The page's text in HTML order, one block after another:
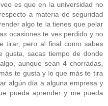
es que en la universidad no
a materia de seguridad
algo te la tienes que pelar
ocasiones te ves perdido y no
tirar, pero al final como sabes
gusta, sacas tiempo de donde
aunque sean 4 chorradas,
te gusta y lo que más te tira
algún día a alguna empresa y
pueda aprender y me pueda